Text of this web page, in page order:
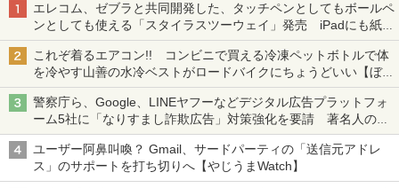
エレコム、ゼブラと共同開発した、タッチペンとしてもボールペ
ンとしても使える「スタイラスツーウェイ」発売 iPadにも紙に
も、持ち替えずに書き込める
これぞ着るエアコン!! コンビニで買える冷凍ペットボトルで体
を冷やす山善の水冷ベストがロードバイクにちょうどいい【ぼっ
ち・ざ・ろーど！その14】【空いた時間でなにしてる？】
警察庁ら、Google、LINEヤフーなどデジタル広告プラットフォ
ーム5社に「なりすまし詐欺広告」対策強化を要請 著名人の写
真や映像を使った投資詐欺などへの対策として
ユーザー阿鼻叫喚？ Gmail、サードパーティの「送信元アドレ
ス」のサポートを打ち切りへ【やじうまWatch】